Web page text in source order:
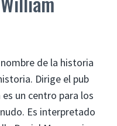
de la historia
Dirige el pub
un centro para los
Es interpretado